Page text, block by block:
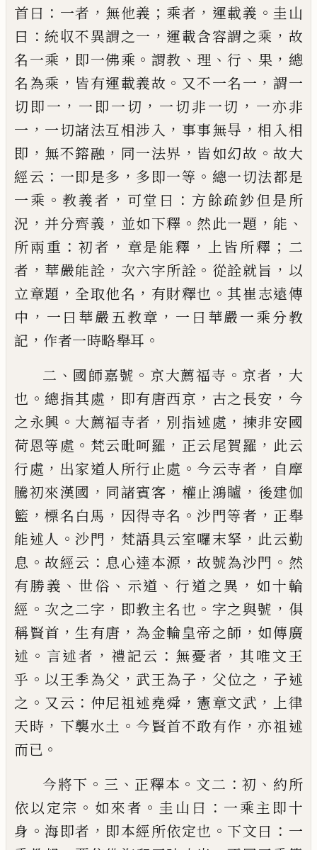
首曰 ： 一者 ， 無他義 ； 乘者 ， 運載義 。 圭山
曰 ： 統収不異謂之一 ， 運載含容謂之乘 ， 故
名一乘 ， 即一佛乘 。 謂教 、 理 、行 、 果 ， 總
名為乘 ， 皆有運載義故 。 又不一名一 ， 謂一
切即一 ， 一即一切 ， 一切非一切 ， 一亦非
一 ， 一切諸法互相涉入 ， 事事無㝵 ，相入相
即 ， 無不鎔融 ， 同一法界 ， 皆如幻故 。故大
經云 ： 一即是多 ， 多即一等 。 總一切法都是
一乘 。教義者 ， 可堂曰 ： 方餘疏鈔但是所
況 ， 并分齊義 ， 並如下釋 。 然此一題 ， 能 、
所兩重 ：初者 ， 章是能釋 ， 上皆所釋 ； 二
者 ， 華嚴能詮 ， 次六字所詮 。 從詮就旨 ， 以
立章題 ，全取他名 ， 有財釋也 。其崔志遠傳
中 ， 一曰華嚴五教章 ， 一曰華嚴一乘分教
記 ， 作者一時略舉耳 。
二 、 國師嘉號 。 京大薦福寺 。 京者 ， 大
也 。 總指其處 ， 即有唐西京 ， 古之長安 ， 今
之永興 。 大薦福寺者 ， 別指述處 ， 揀非安國
荷恩等處 。 梵云毗呵羅 ， 正云尾賀羅 ， 此云
行處 ， 出家道人所行止處 。 今云寺者 ， 自摩
騰初來漢國 ， 同諸賓客 ， 權止鴻矑 ， 後建伽
籃 ，標名白馬 ， 因得寺名 。沙門等者 ， 正舉
能述人 。沙門 ， 梵語具云室囉末拏 ， 此云勤
息 。故經云 ： 息心達本源 ，故號為沙門 。 然
有勝義 、 世俗 、 示道 、 行道之異 ， 如十輪
經 。 次之二字 ， 即教主名也 。 字之與號 ， 俱
稱賢首 ，生有唐 ， 為金輪皇帝之師 ， 如傳廣
述 。 言述者 ， 禮記云 ： 無憂者 ，其唯文王
乎 。 以王季為父 ， 武王為子 ， 父位之 ， 子述
之 。 又云 ： 仲尼祖述堯舜 ， 憲章文武 ，
上律
天時 ， 下襲水土 。 今賢首不敢有作 ，亦祖述
而已 。
今將下 。 三 、 正釋本 。 文二 ：初 、 約所
依以定宗 。 如來者 。 圭 山曰 ： 一乘主即十
身 。 海即者 ， 即本經所依定也 。 下文曰 ： 一